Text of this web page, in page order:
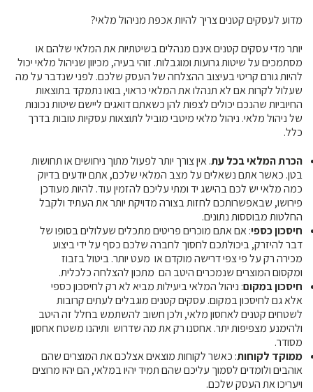
מדוע לעסקים קטנים צריך להיות אכפת מניהול מלאי?
יותר מדי עסקים קטנים אינם מנהלים בשיטתיות את המלאי שלהם או
מסתמכים על שיטות גרועות ומוגבלות. זוהי בעיה, מכיוון שניהול מלאי יכול
להיות גורם קריטי בעיצוב ההצלחה של העסק שלכם. לפני שנדבר על מה
שעלול לקרות אם לא תנהלו את המלאי כראוי, בואו נתמקד בתוצאות
החיוביות שהנכם יכולים לצפות להן כשאתם דואגים ליישם שיטות נכונות
של ניהול מלאי. ניהול מלאי מיטבי מוביל לתוצאות עסקיות טובות בדרך
כלל.
הכרת המלאי בכל עת. אין צורך יותר לפעול מתוך ניחושים או תחושות
בטן. כאשר אתם נשאלים על מצב המלאי שלכם, אתם יודעים בדיוק
כמה מלאי יש לכם בהישג יד ומתי עליכם להזמין עוד. להיות מעודכן
פירושו, שבאפשרותכם לחזות בצורה מדויקת יותר את העתיד ולקבל
החלטות מבוססות נתונים.
חיסכון כספי: אם אתם מוכרים פריטים מתכלים שעלולים בסופו של
דבר להיזרק, ביכולתכם לחסוך לחברה שלכם כסף על ידי ביצוע
מכירה רק על פי צפי דרישה מוקדם או מעט יותר. ביטול בזבוז
ומקסום המוצרים שנמכרים היטב הם מתכון להצלחה כלכלית.
חיסכון במקום: ניהול המלאי ביעילות מביא לא רק לחיסכון כספי
אלא גם לחיסכון במקום. עסקים קטנים מוגבלים לעתים קרובות
לשטחים קטנים לאחסון מלאי, ולכן חשוב להשתמש בחלל זה היטב
ולהימנע מצפיפות יתר. אחסנו רק את מה שדרוש ותיהנו משטח אחסון
מסודר.
ממוקד לקוחות: כאשר לקוחות מוצאים אצלכם את המוצרים שהם
אוהבים ולומדים לסמוך עליכם שהם תמיד יהיו במלאי, הם יהיו מרוצים
ויעריכו את העסק שלכם.